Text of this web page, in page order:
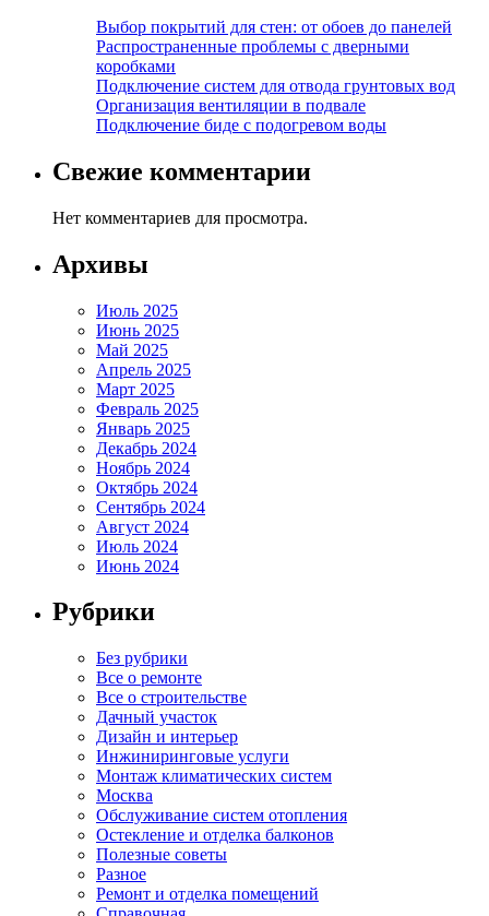
Выбор покрытий для стен: от обоев до панелей
Распространенные проблемы с дверными
коробками
Подключение систем для отвода грунтовых вод
Организация вентиляции в подвале
Подключение биде с подогревом воды
Свежие комментарии
Нет комментариев для просмотра.
Архивы
Июль 2025
Июнь 2025
Май 2025
Апрель 2025
Март 2025
Февраль 2025
Январь 2025
Декабрь 2024
Ноябрь 2024
Октябрь 2024
Сентябрь 2024
Август 2024
Июль 2024
Июнь 2024
Рубрики
Без рубрики
Все о ремонте
Все о строительстве
Дачный участок
Дизайн и интерьер
Инжиниринговые услуги
Монтаж климатических систем
Москва
Обслуживание систем отопления
Остекление и отделка балконов
Полезные советы
Разное
Ремонт и отделка помещений